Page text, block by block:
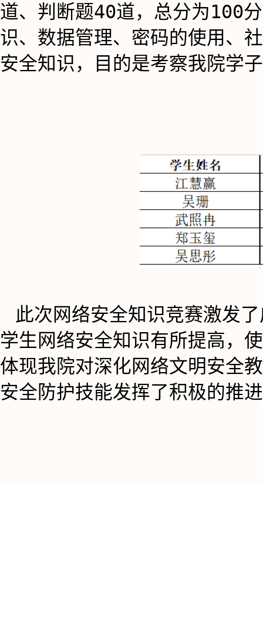
道、判断题40道，总分为100
识、数据管理、密码的使用、
安全知识，目的是考察我院学
此次网络安全知识竞赛激发
学生网络安全知识有所提高，
体现我院对深化网络文明安全
安全防护技能发挥了积极的推